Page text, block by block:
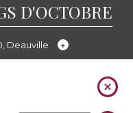
D'OCTOBRE
Deauville